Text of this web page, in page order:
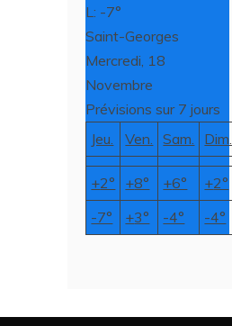
L: -7°
Saint-Georges
Mercredi, 18
Novembre
Prévisions sur 7 jours
Jeu.
Ven. Sam. Dim.
+2° +8° +6° +2°
-7°
+3° -4° -4°